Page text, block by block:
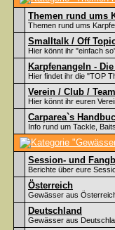
Themen rund ums
Themen rund ums
Smalltalk / Off
Hier könnt ihr "einfach
Karpfenangeln -
Hier findet ihr die "TOP
Verein / Club /
Hier könnt ihr euren
Carparea`s
Info rund um Tackle,
Session- und
Berichte über eure
Österreich
Gewässer aus
Deutschland
Gewässer aus